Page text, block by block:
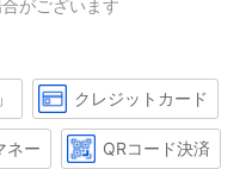
がございます
クレジットカード
ネー QRコード決済